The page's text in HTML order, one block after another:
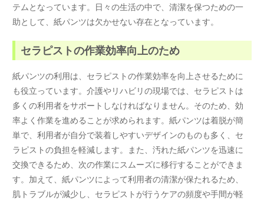
テムとなっています。日々の生活の中で、清潔を保つための一
助として、紙パンツは欠かせない存在となっています。
セラピストの作業効率向上のため
紙パンツの利用は、セラピストの作業効率を向上させるために
も役立っています。介護やリハビリの現場では、セラピストは
多くの利用者をサポートしなければなりません。そのため、効
率よく作業を進めることが求められます。紙パンツは着脱が簡
単で、利用者が自分で装着しやすいデザインのものも多く、セ
ラピストの負担を軽減します。また、汚れた紙パンツを迅速に
交換できるため、次の作業にスムーズに移行することができま
す。加えて、紙パンツによって利用者の清潔が保たれるため、
肌トラブルが減少し、セラピストが行うケアの頻度や手間が軽